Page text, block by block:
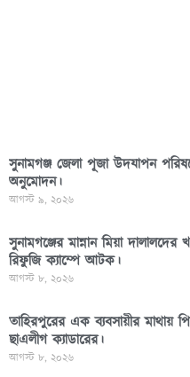
সুনামগঞ্জ জেলা পূজা উদযাপন
অনুমোদন।
আগস্ট ৯, ২০২৬
সুনামগঞ্জের মান্নান মিয়া
রিফুজি ক্যাম্পে আটক।
আগস্ট ৮, ২০২৬
তাহিরপুরের এক ব্যবসায়ীর মাথায়
ছাএলীগ ক্যাডারের।
আগস্ট ৮, ২০২৬